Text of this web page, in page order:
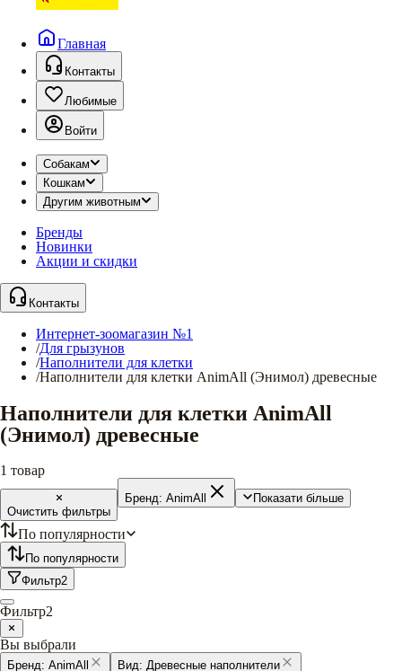
Главная
Контакты
Любимые
Войти
Собакам
Кошкам
Другим животным
Бренды
Новинки
Акции и скидки
Контакты
Интернет-зоомагазин №1
/Для грызунов
/Наполнители для клетки
/Наполнители для клетки AnimAll (Энимол) древесные
Наполнители для клетки AnimAll
(Энимол) древесные
1 товар
Очистить фильтры
Бренд: AnimAll Показати більше
По популярности
По популярности
Фильтр2
Фильтр2
Вы выбрали
Бренд: AnimAll Вид: Древесные наполнители